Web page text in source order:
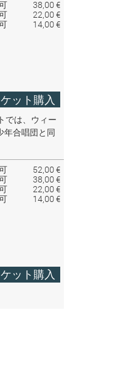
38,00 €
22,00 €
14,00 €
ット購入
では、ウィー
年合唱団と同
52,00 €
38,00 €
22,00 €
14,00 €
ット購入